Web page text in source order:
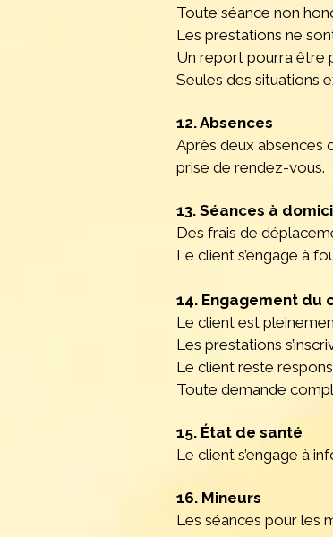
Toute séance non
Les prestations ne
Un report pourra être
Seules des situations
12. Absences
Après deux absences
prise de rendez-vous.
13. Séances à
Des frais de
Le client s’engage à
14. Engagement du
Le client est
Les prestations
Le client reste
Toute demande
15. État de santé
Le client s’engage à
16. Mineurs
Les séances pour les